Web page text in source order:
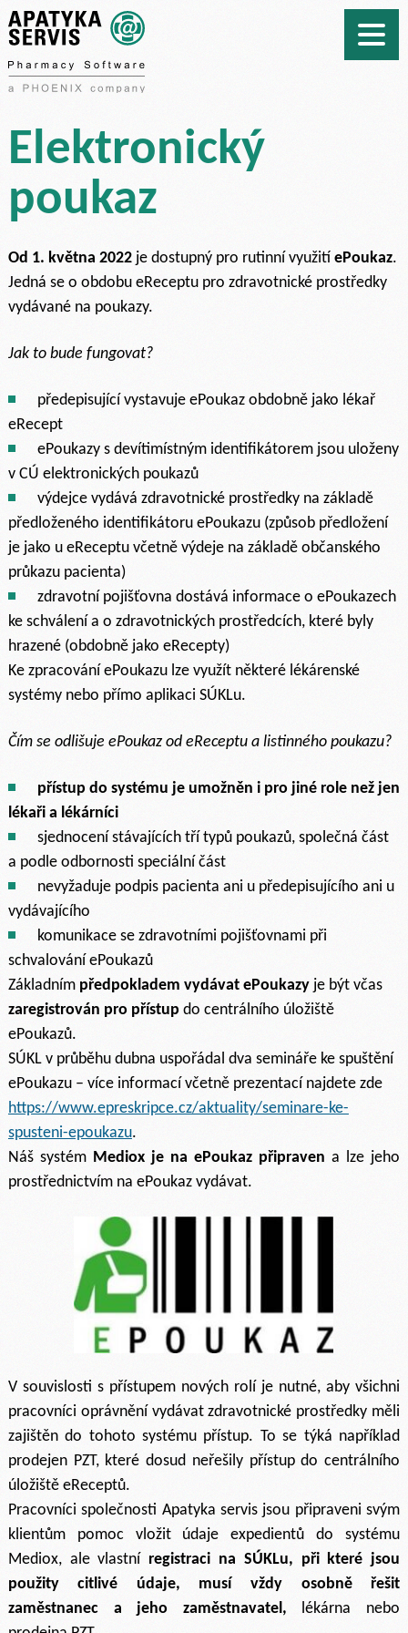
Elektronický
poukaz
Od 1. května 2022je dostupný pro rutinní využití ePoukaz.
Jedná se o obdobu eReceptu pro zdravotnické prostředky
vydávané na poukazy.
Jak to bude fungovat?
předepisující vystavuje ePoukaz obdobně jako lékař
eRecept
ePoukazy s devítimístným identifikátorem jsou uloženy
v CÚ elektronických poukazů
výdejce vydává zdravotnické prostředky na základě
předloženého identifikátoru ePoukazu (způsob předložení
je jako u eReceptu včetně výdeje na základě občanského
průkazu pacienta)
zdravotní pojišťovna dostává informace o ePoukazech
ke schválení a o zdravotnických prostředcích, které byly
hrazené (obdobně jako eRecepty)
Ke zpracování ePoukazu lze využít některé lékárenské
systémy nebo přímo aplikaci SÚKLu.
Čím se odlišuje ePoukaz od eReceptu a listinného poukazu?
přístup do systému je umožněn i pro jiné role než jen
lékaři a lékárníci
sjednocení stávajících tří typů poukazů, společná část
a podle odbornosti speciální část
nevyžaduje podpis pacienta ani u předepisujícího ani u
vydávajícího
komunikace se zdravotními pojišťovnami při
schvalování ePoukazů
Základním předpokladem vydávat ePoukazyje být včas
zaregistrován pro přístupdo centrálního úložiště
ePoukazů.
SÚKL v průběhu dubna uspořádal dva semináře ke spuštění
ePoukazu – více informací včetně prezentací najdete zde
https://www.epreskripce.cz/aktuality/seminare-ke-
spusteni-epoukazu.
Náš systém Mediox je na ePoukaz připraven a lze jeho
prostřednictvím na ePoukaz vydávat.
V souvislosti s přístupem nových rolí je nutné, aby všichni
pracovníci oprávnění vydávat zdravotnické prostředky měli
zajištěn do tohoto systému přístup. To se týká například
prodejen PZT, které dosud neřešily přístup do centrálního
úložiště eReceptů.
Pracovníci společnosti Apatyka servis jsou připraveni svým
klientům pomoc vložit údaje expedientů do systému
Mediox, ale vlastní registraci na SÚKLu, při které jsou
použity citlivé údaje, musí vždy osobně řešit
zaměstnanec a jeho zaměstnavatel, lékárna nebo